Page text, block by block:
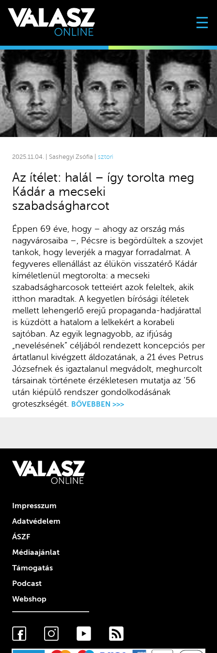
☰
2025.11.04. | Sashegyi Zsófia | sztori
Az ítélet: halál – így torolta meg
Kádár a mecseki
szabadságharcot
Éppen 69 éve, hogy – ahogy az ország más
nagyvárosaiba –, Pécsre is begördültek a szovjet
tankok, hogy leverjék a magyar forradalmat. A
fegyveres ellenállást az élükön visszatérő Kádár
kíméletlenül megtorolta: a mecseki
szabadságharcosok tetteiért azok feleltek, akik
itthon maradtak. A kegyetlen bírósági ítéletek
mellett lehengerlő erejű propaganda-hadjárattal
is küzdött a hatalom a lelkekért a korabeli
sajtóban. Az egyik legnagyobb, az ifjúság
„nevelésének” céljából rendezett koncepciós per
ártatlanul kivégzett áldozatának, a 21 éves Petrus
Józsefnek és igaztalanul megvádolt, meghurcolt
társainak története érzékletesen mutatja az ’56
után kiépülő rendszer gondolkodásának
groteszkségét. BŐVEBBEN >>>
Impresszum
Adatvédelem
ÁSZF
Médiaajánlat
Támogatás
Podcast
Webshop